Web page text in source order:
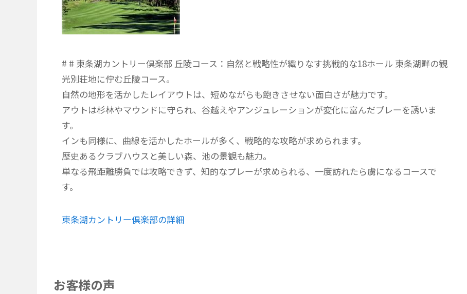
# # 東条湖カントリー倶楽部 丘陵コース：自然と戦略性が織りなす挑戦的な18ホール 東条湖畔の観
光別荘地に佇む丘陵コース。
自然の地形を活かしたレイアウトは、短めながらも飽きさせない面白さが魅力です。
アウトは杉林やマウンドに守られ、谷越えやアンジュレーションが変化に富んだプレーを誘いま
す。
インも同様に、曲線を活かしたホールが多く、戦略的な攻略が求められます。
歴史あるクラブハウスと美しい森、池の景観も魅力。
単なる飛距離勝負では攻略できず、知的なプレーが求められる、一度訪れたら虜になるコースで
す。
東条湖カントリー倶楽部の詳細
お客様の声